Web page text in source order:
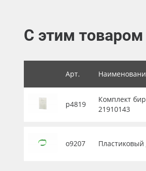
Заготовки для сувениров
С этим
Арт.
р4819
Комплект
21910143
о9207 Пластиковый